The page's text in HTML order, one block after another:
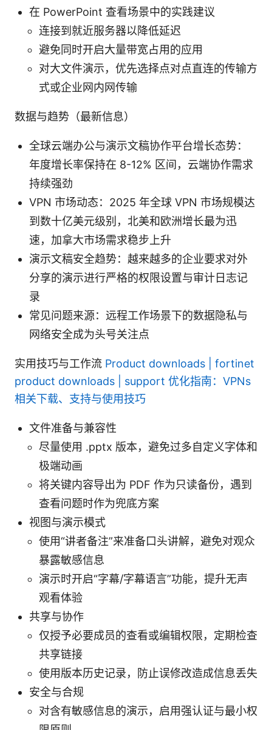
在 PowerPoint 查看场景中的实践建议
连接到就近服务器以降低延迟
避免同时开启大量带宽占用的应用
对大文件演示，优先选择点对点直连的传输方
式或企业网内网传输
数据与趋势（最新信息）
全球云端办公与演示文稿协作平台增长态势：
年度增长率保持在 8-12% 区间，云端协作需求
持续强劲
VPN 市场动态：2025 年全球 VPN 市场规模达
到数十亿美元级别，北美和欧洲增长最为迅
速，加拿大市场需求稳步上升
演示文稿安全趋势：越来越多的企业要求对外
分享的演示进行严格的权限设置与审计日志记
录
常见问题来源：远程工作场景下的数据隐私与
网络安全成为头号关注点
实用技巧与工作流 Product downloads | fortinet
product downloads | support 优化指南：VPNs
相关下载、支持与使用技巧
文件准备与兼容性
尽量使用 .pptx 版本，避免过多自定义字体和
极端动画
将关键内容导出为 PDF 作为只读备份，遇到
查看问题时作为兜底方案
视图与演示模式
使用“讲者备注”来准备口头讲解，避免对观众
暴露敏感信息
演示时开启“字幕/字幕语言”功能，提升无声
观看体验
共享与协作
仅授予必要成员的查看或编辑权限，定期检查
共享链接
使用版本历史记录，防止误修改造成信息丢失
安全与合规
对含有敏感信息的演示，启用强认证与最小权